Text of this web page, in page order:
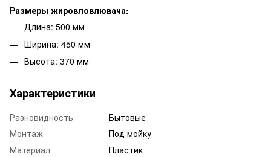
Размеры жировловлювача:
Длина: 500 мм
Ширина: 450 мм
Высота: 370 мм
Характеристики
Разновидность
Бытовые
Монтаж
Под мойку
Материал
Пластик